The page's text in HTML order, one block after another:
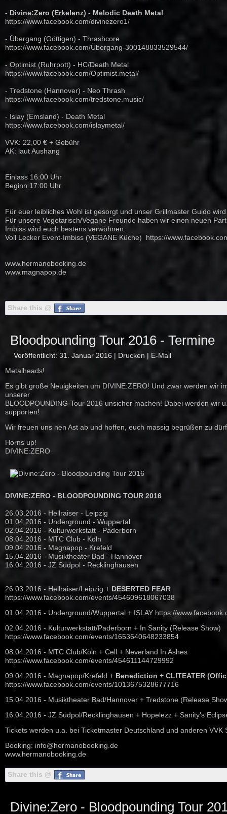
- Divine:Zero (Erkelenz) - Melodic Death Metal
https://www.facebook.com/divinezero1/
- Übergang (Göttigen) - Thrashcore
https://www.facebook.com/Übergang-300148833529544/
- Optimist (Ruhrpott) - HC/Death Metal
https://www.facebook.com/Optimist.metal/
- Tredstone (Hannover) - Neo Thrash
https://www.facebook.com/tredstone.music/
- Islay (Emsland) - Death Metal
https://www.facebook.com/islaymetal/
VVK: 22,00 € + Gebühr
AK: laut Aushang
Einlass 16:00 Uhr
Beginn 17:00 Uhr
Für euer leibliches Wohl ist gesorgt und unser Grillmaster Guido
Für unsere Vegetarisch/Vegane Freunde haben wir einen neuen
Imbiss wird euch bestens verwöhnen.
Voll Lecker Event-Imbiss (VEGANE Küche) https://
www.hermanobooking.de
www.magnapop.de
Share this @
Bloodpounding Tour 2016 - Termine
Veröffentlicht: 31. Januar 2016 | Drucken | E-Mail
Metalheads!
Es gibt große Neuigkeiten um DIVINE:ZERO! Und zwar werden wir
unserer
BLOODPOUNDING-Tour 2016 unsicher machen! Dabei werden wir
supporten!
Wir freuen uns nen Ast ab und hoffen, euch massig begrüßen zu
Horns up!
DIVINE:ZERO
DIVINE:ZERO - BLOODPOUNDING TOUR 2016
26.03.2016 - Hellraiser - Leipzig
01.04.2016 - Underground - Wuppertal
02.04.2016 - Kulturwerkstatt - Paderborn
08.04.2016 - MTC Club - Köln
09.04.2016 - Magnapop - Krefeld
15.04.2016 - Musiktheater Bad - Hannover
16.04.2016 - JZ Südpol - Recklinghausen
26.03.2016 - Hellraiser/Leipzig + DESERTED FEAR
https://www.facebook.com/events/454609618067038
01.04.2016 - Underground/Wuppertal + ISLAY https://
02.04.2016 - Kulturwerkstatt/Paderborn + In Sanity (Release Show)
https://www.facebook.com/events/1653640648233854
08.04.2016 - MTC Club/Köln + Cell + Neverland In Ashes
https://www.facebook.com/events/454611144729992
09.04.2016 - Magnapop/Krefeld + Benediction + CLITEATER
https://www.facebook.com/events/1013675328677716
15.04.2016 - Musiktheater Bad/Hannover + Tredstone (Release
16.04.2016 - JZ Südpol/Recklinghausen + Hopelezz + Sanity's
Tickets werden u.a. bei Ticketmaster Deutschland und anderen VVK
Booking: info@hermanobooking.de
www.hermanobooking.de
Share this @
Divine:Zero - Bloodpounding Tour